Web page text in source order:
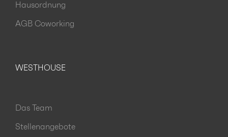
Hausordnung
AGB Coworking
WESTHOUSE
Das Team
Stellenangebote